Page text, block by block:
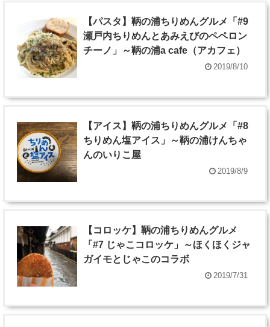
【パスタ】鞆の浦ちりめんグルメ「#9
瀬戸内ちりめんとあみえびのペペロン
チーノ」～鞆の浦a cafe（アカフェ）
2019/8/10
【アイス】鞆の浦ちりめんグルメ「#8
ちりめん塩アイス」～鞆の浦けんちゃ
んのいりこ屋
2019/8/9
【コロッケ】鞆の浦ちりめんグルメ
「#7 じゃこコロッケ」～ほくほくジャ
ガイモとじゃこのコラボ
2019/7/31